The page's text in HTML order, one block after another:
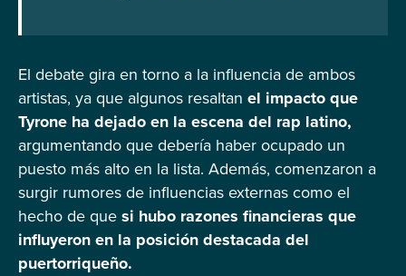
El debate gira en torno a la influencia de ambos
artistas, ya que algunos resaltan el impacto que
Tyrone ha dejado en la escena del rap latino,
argumentando que debería haber ocupado un
puesto más alto en la lista. Además, comenzaron a
surgir rumores de influencias externas como el
hecho de quesi hubo razones financieras que
influyeron en la posición destacada del
puertorriqueño.